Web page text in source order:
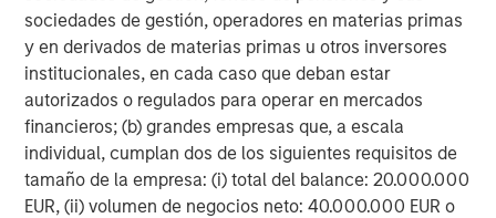
sociedades de gestión, operadores en materias primas
y en derivados de materias primas u otros inversores
institucionales, en cada caso que deban estar
autorizados o regulados para operar en mercados
financieros; (b) grandes empresas que, a escala
individual, cumplan dos de los siguientes requisitos de
tamaño de la empresa: (i) total del balance: 20.000.000
EUR, (ii) volumen de negocios neto: 40.000.000 EUR o
Investments in foreign markets entail special risks such as
currency, political, economic, and market risks. The risks of
investing inemerging market countries are greater than risks
associated with investments in foreign developed countries.
Fixed-income securitiesare subject to the ability of an issuer to
make timely principal and interest payments (credit risk),
changes in interest rates (interest-rate risk), the
creditworthiness of the issuer and general market liquidity
(market risk). In arising interest-rate environment, bond prices
may fall and may result in periods of volatility and increased
portfolio redemptions. In a declining interest-rate environment,
the portfolio may generate less income. Longer-term securities